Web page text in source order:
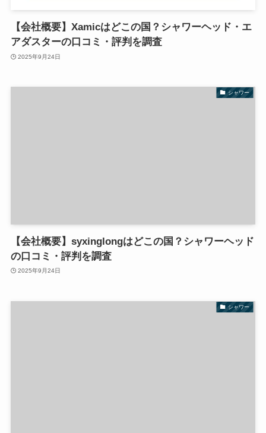
【会社概要】Xamicはどこの国？シャワーヘッド・エ
アダスターの口コミ・評判を調査
2025年9月24日
シャワー
【会社概要】syxinglongはどこの国？シャワーヘッド
の口コミ・評判を調査
2025年9月24日
シャワー